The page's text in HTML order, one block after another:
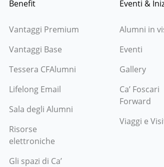
Benefit
Vantaggi Premium
Vantaggi Base
Tessera CFAlumni
Lifelong Email
Sala degli Alumni
Risorse
elettroniche
Gli spazi di Ca’
Eventi &
Alumni in
Eventi
Gallery
Ca’ Foscari
Forward
Viaggi e